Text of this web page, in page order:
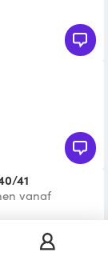
41
vanaf